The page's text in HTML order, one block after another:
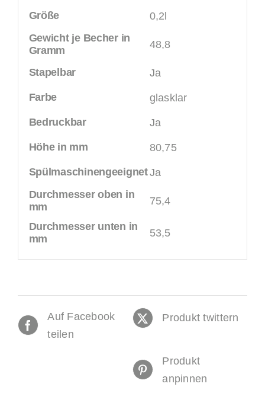
Größe
0,2l
Gewicht je Becher in
Gramm
48,8
Stapelbar Ja
Farbe glasklar
Bedruckbar Ja
Höhe in mm 80,75
SpülmaschinengeeignetJa
Durchmesser oben in
mm
75,4
Durchmesser unten in
mm
53,5
Auf Facebook
teilen
Produkt twittern
Produkt
anpinnen